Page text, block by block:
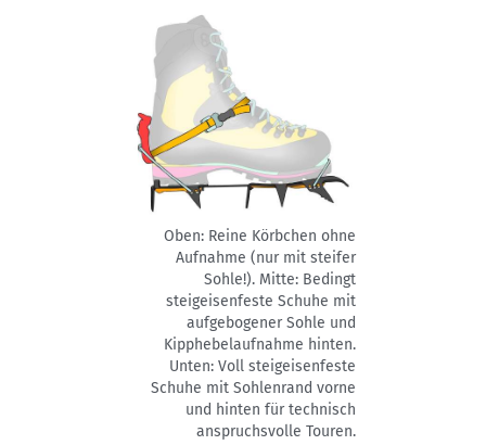
Oben: Reine Körbchen ohne
Aufnahme (nur mit steifer
Sohle!). Mitte: Bedingt
steigeisenfeste Schuhe mit
aufgebogener Sohle und
Kipphebelaufnahme hinten.
Unten: Voll steigeisenfeste
Schuhe mit Sohlenrand vorne
und hinten für technisch
anspruchsvolle Touren.